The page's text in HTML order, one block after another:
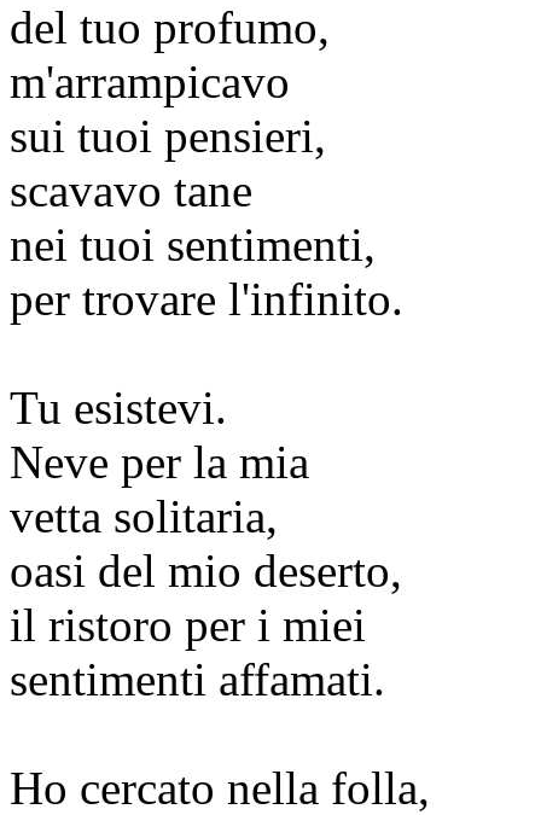
del tuo profumo,
m'arrampicavo
sui tuoi pensieri,
scavavo tane
nei tuoi sentimenti,
per trovare l'infinito.
Tu esistevi.
Neve per la mia
vetta solitaria,
oasi del mio deserto,
il ristoro per i miei
sentimenti affamati.
Ho cercato nella folla,